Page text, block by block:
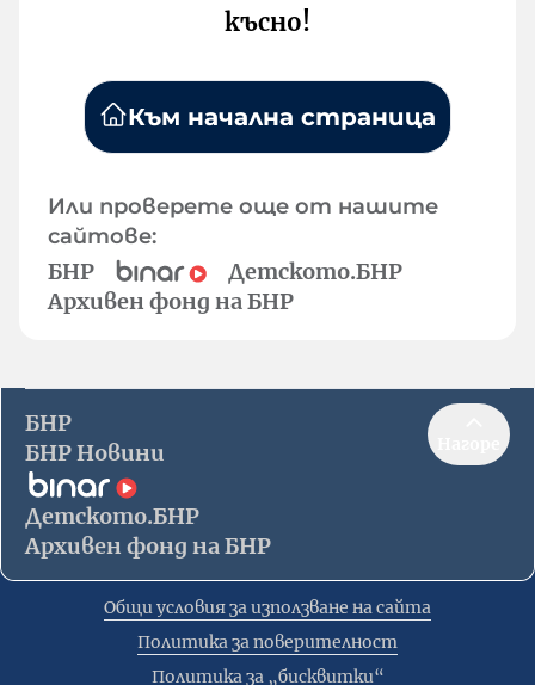
късно!
Към начална страница
Или проверете още от нашите
сайтове:
БНР
Детското.БНР
Архивен фонд на БНР
БНР
БНР Новини
Детското.БНР
Архивен фонд на БНР
Общи условия за използване на сайта
Политика за поверителност
Политика за „бисквитки“